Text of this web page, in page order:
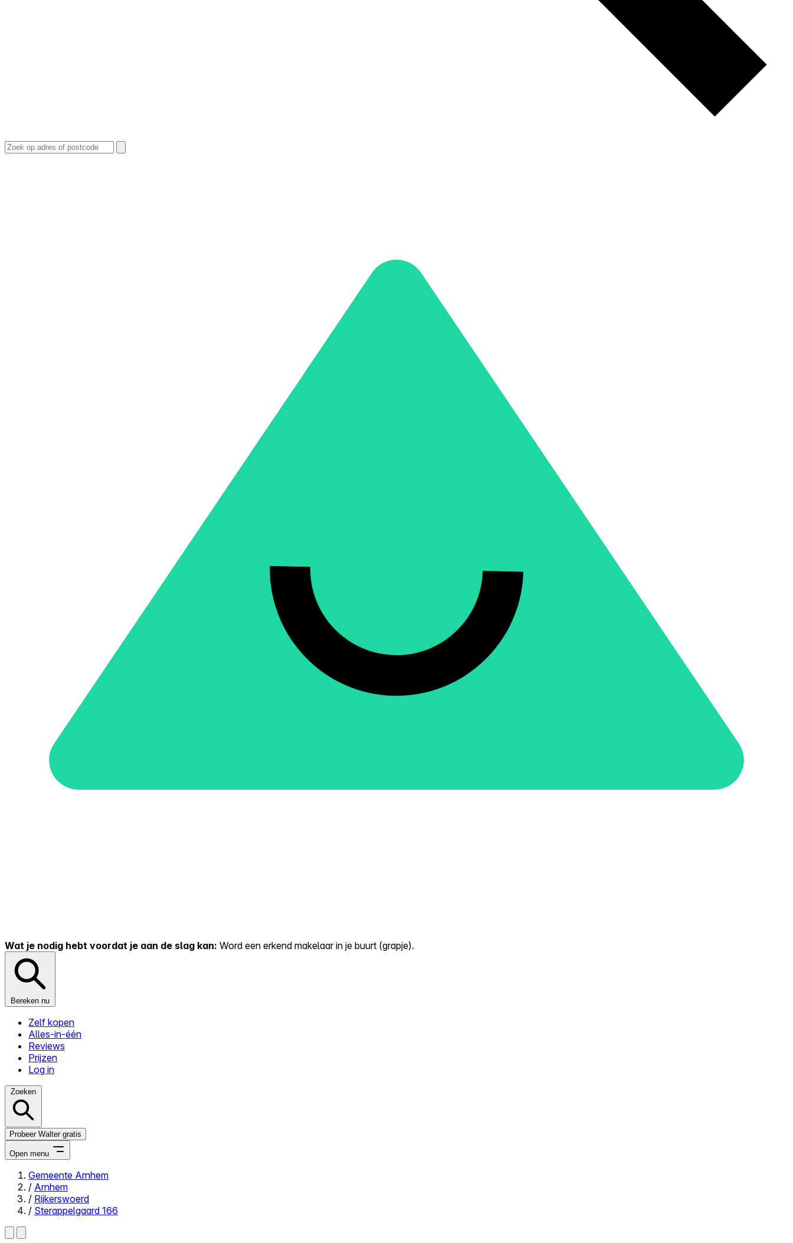
Wat je nodig hebt voordat je aan de slag kan: Word een erkend makelaar in je buurt (grapje).
Bereken nu
Zelf kopen
Alles-in-één
Reviews
Prijzen
Log in
Zoeken
Probeer Walter gratis
Open menu
Close menu
Gemeente Arnhem
/ Arnhem
/ Rijkerswoerd
/ Sterappelgaard 166